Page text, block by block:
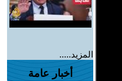
المزيد.....
أخبار عامة